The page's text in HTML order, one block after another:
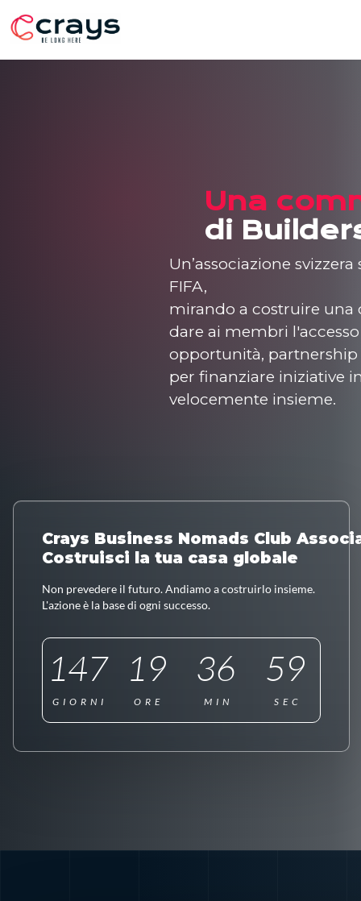
Una
di
Un’associazione
FIFA,
mirando a costruire una
dare ai membri
opportunità, partnership
per finanziare iniziative
velocemente insieme.
Crays Business Nomads Club
Costruisci la tua casa globale
Non prevedere il futuro. Andiamo a costruirlo insieme.
L'azione è la base di ogni successo.
147
GIORNI
19
ORE
36
MIN
57
SEC